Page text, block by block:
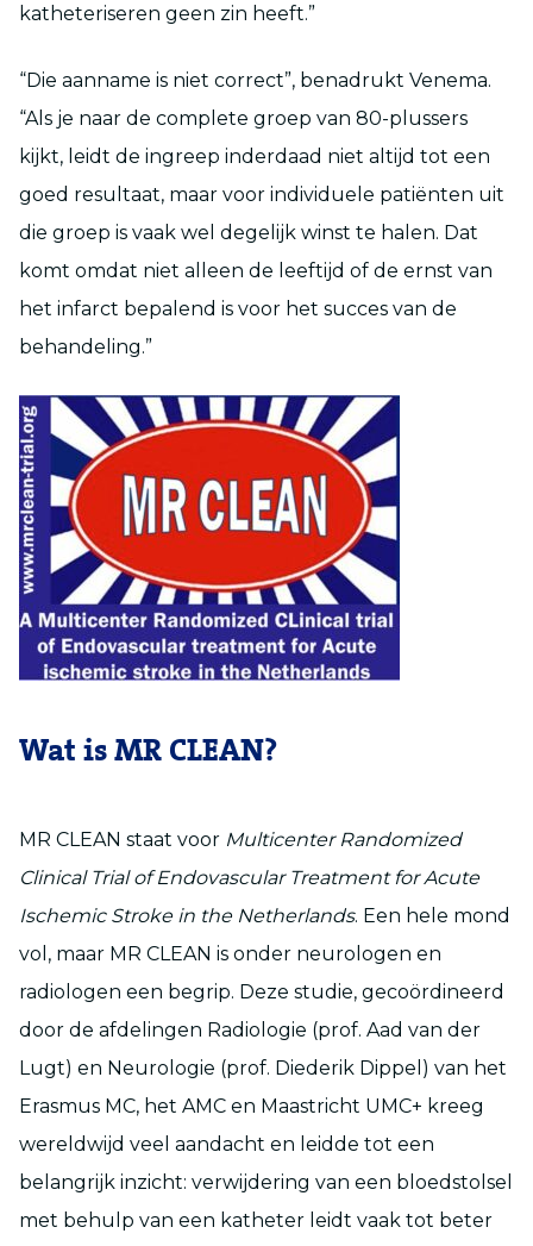
katheteriseren geen zin heeft.”
“Die aanname is niet correct”, benadrukt Venema.
“Als je naar de complete groep van 80-plussers
kijkt, leidt de ingreep inderdaad niet altijd tot een
goed resultaat, maar voor individuele patiënten uit
die groep is vaak wel degelijk winst te halen. Dat
komt omdat niet alleen de leeftijd of de ernst van
het infarct bepalend is voor het succes van de
behandeling.”
Wat is MR CLEAN?
MR CLEAN staat voor Multicenter Randomized
Clinical Trial of Endovascular Treatment for Acute
Ischemic Stroke in the Netherlands. Een hele mond
vol, maar MR CLEAN is onder neurologen en
radiologen een begrip. Deze studie, gecoördineerd
door de afdelingen Radiologie (prof. Aad van der
Lugt) en Neurologie (prof. Diederik Dippel) van het
Erasmus MC, het AMC en Maastricht UMC+ kreeg
wereldwijd veel aandacht en leidde tot een
belangrijk inzicht: verwijdering van een bloedstolsel
met behulp van een katheter leidt vaak tot beter